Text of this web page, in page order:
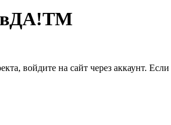
ДА!TM
войдите на сайт через аккаунт.